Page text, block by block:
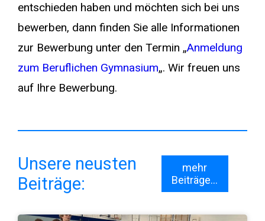
entschieden haben und möchten sich bei uns
bewerben, dann finden Sie alle Informationen
zur Bewerbung unter den Termin „Anmeldung
zum Beruflichen Gymnasium„. Wir freuen uns
auf Ihre Bewerbung.
Unsere neusten
Beiträge:
mehr
Beiträge...